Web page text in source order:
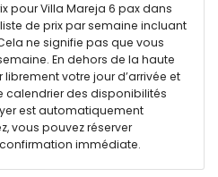
x 4m et 2m de profondeur
gravier, arbres et mobilier
repas extérieur
pour Villa Mareja 6 pax dans
de prix par semaine incluant
ne signifie pas que vous
En dehors de la haute
votre jour d’arrivée et
calendrier des disponibilités
est automatiquement
vous pouvez réserver
immédiate.